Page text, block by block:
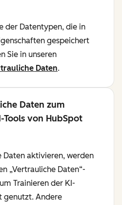
der Datentypen, die in
gespeichert
Sie in unseren
Daten.
Daten zum
Tools von HubSpot
Daten aktivieren, werden
„Vertrauliche Daten“-
Trainieren der KI-
genutzt. Andere